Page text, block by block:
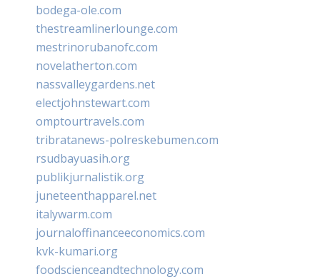
bodega-ole.com
thestreamlinerlounge.com
mestrinorubanofc.com
novelatherton.com
nassvalleygardens.net
electjohnstewart.com
omptourtravels.com
tribratanews-polreskebumen.com
rsudbayuasih.org
publikjurnalistik.org
juneteenthapparel.net
italywarm.com
journaloffinanceeconomics.com
kvk-kumari.org
foodscienceandtechnology.com